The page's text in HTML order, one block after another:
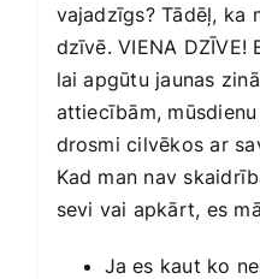
vajadzīgs? Tādēļ, ka
dzīvē. VIENA
lai apgūtu jaunas
attiecībām,
drosmi cilvēkos ar
Kad man nav
sevi vai apkārt, es
Ja es kaut ko